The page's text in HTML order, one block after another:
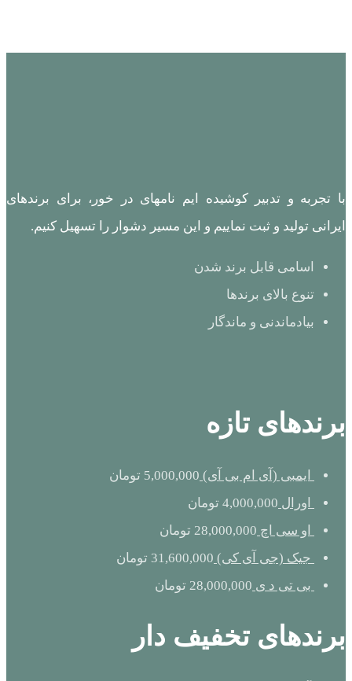
با تجربه و تدبیر کوشیده ایم نامهای در خور، برای برندهای
ایرانی تولید و ثبت نماییم و این مسیر دشوار را تسهیل کنیم.
اسامی قابل برند شدن
تنوع بالای برندها
بیادماندنی و ماندگار
برندهای تازه
ایمبی (آی ام بی آی) 5,000,000 تومان
اورال 4,000,000 تومان
او سی اچ 28,000,000 تومان
جیک (جی آی کی) 31,600,000 تومان
بی تی د ی 28,000,000 تومان
برندهای تخفیف دار